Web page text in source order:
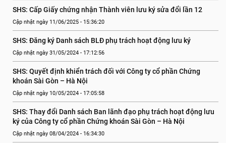
SHS: Cấp Giấy chứng nhận Thành viên lưu ký sửa đổi lần 12
Cập nhật ngày 11/06/2025 - 15:36:20
SHS: Đăng ký Danh sách BLĐ phụ trách hoạt động lưu ký
Cập nhật ngày 31/05/2024 - 17:12:56
SHS: Quyết định khiển trách đối với Công ty cổ phần Chứng
khoán Sài Gòn – Hà Nội
Cập nhật ngày 10/05/2024 - 17:05:58
SHS: Thay đổi Danh sách Ban lãnh đạo phụ trách hoạt động lưu
ký của Công ty cổ phần Chứng khoán Sài Gòn – Hà Nội
Cập nhật ngày 08/04/2024 - 16:34:30